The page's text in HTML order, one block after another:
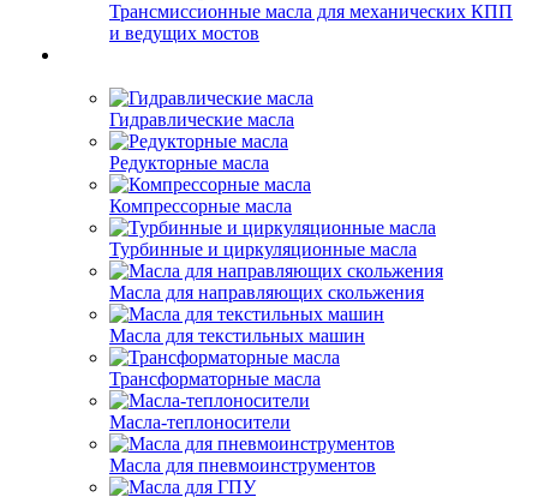
Трансмиссионные масла для механических КПП
и ведущих мостов
Гидравлические масла
Редукторные масла
Компрессорные масла
Турбинные и циркуляционные масла
Масла для направляющих скольжения
Масла для текстильных машин
Трансформаторные масла
Масла-теплоносители
Масла для пневмоинструментов